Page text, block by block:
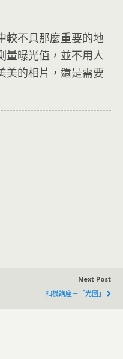
較不具那麼重要的地
量曝光值，並不用人
美的相片，還是需要
Next Post
相機講座－「光圈」